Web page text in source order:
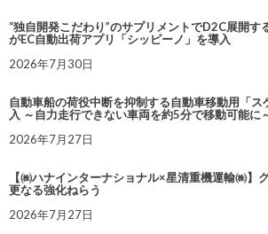
“独自開発こだわり”のサプリメントでD2C展開す
がEC自動出荷アプリ「シッピーノ」を導入
2026年7月30日
自動車船の荷役中断を抑制する自動車移動用「ス
入 ～自力走行できない車両を約5分で移動可能に
2026年7月27日
【㈱ハナインターナショナル×星清重機運輸㈱】
更なる強化ねらう
2026年7月27日